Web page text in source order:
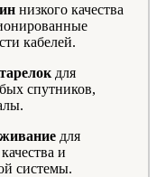
низкого качества
кабелей.
для
спутников,
для
и
системы.